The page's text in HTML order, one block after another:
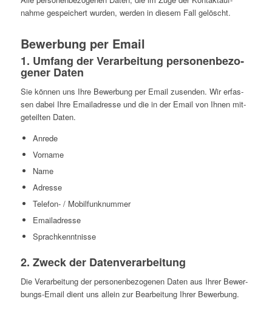
nahme gespei­chert wurden, werden in diesem Fall gelöscht.
Bewer­bung per Email
1. Umfang der Ver­ar­bei­tung per­so­nen­be­zo­
ge­ner Daten
Sie können uns Ihre Bewer­bung per Email zusen­den. Wir erfas­
sen dabei Ihre Email­adresse und die in der Email von Ihnen mit­
ge­teil­ten Daten.
Anrede
Vorname
Name
Adresse
Telefon- / Mobilfunknummer
Email­adresse
Sprach­kennt­nisse
2. Zweck der Datenverarbeitung
Die Ver­ar­bei­tung der per­so­nen­be­zo­ge­nen Daten aus Ihrer Bewer­
bungs-Email dient uns allein zur Bear­bei­tung Ihrer Bewerbung.